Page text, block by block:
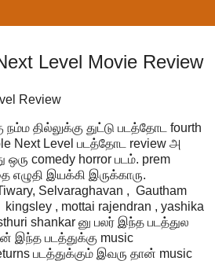
Level Movie Review
Review
தில்லுக்கு துட்டு படத்தோட fourth
Next Level படத்தோட review அ
comedy horror படம். prem
இயக்கி இருக்காரு.
Selvaraghavan , Gautham
, mottai rajendran , yashika
shankar னு பலர் இந்த படத்துல
இந்த படத்துக்கு music
படத்துக்கும் இவரு தான் music